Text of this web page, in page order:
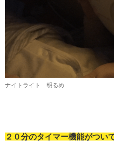
ナイトライト 明るめ
２０分のタイマー機能がつい